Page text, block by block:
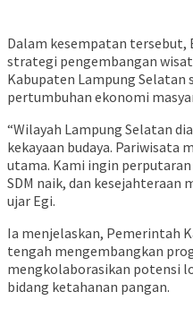
Dalam kesempatan tersebut,
strategi pengembangan
Kabupaten Lampung Selatan
pertumbuhan ekonomi
“Wilayah Lampung Selatan
kekayaan budaya. Pariwisata
utama. Kami ingin
SDM naik, dan kesejahteraan
ujar Egi.
Ia menjelaskan, Pemerintah
tengah mengembangkan
mengkolaborasikan potensi
bidang ketahanan pangan.